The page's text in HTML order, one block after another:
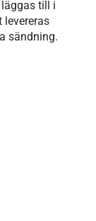
till i
sändning.